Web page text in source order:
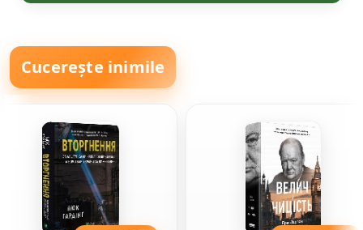
Cucerește inimile